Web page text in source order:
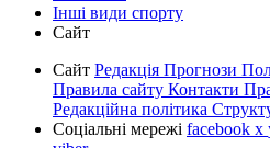
Інші види спорту
Сайт
Сайт Редакція Прогнози
Правила сайту Контакти
Редакційна політика
Соціальні мережі facebook x